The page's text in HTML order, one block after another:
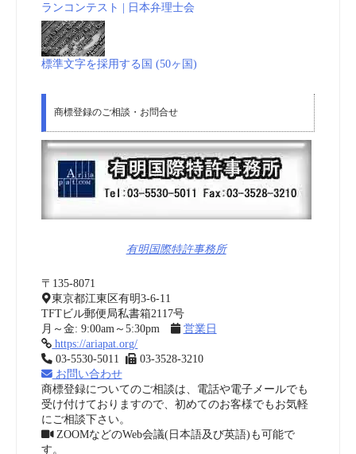
ランコンテスト | 日本弁理士会
標準文字を採用する国 (50ヶ国)
商標登録のご相談・お問合せ
有明国際特許事務所
〒135-8071
東京都江東区有明3-6-11
TFTビル郵便局私書箱2117号
月～金: 9:00am～5:30pm
営業日
https://ariapat.org/
03-5530-5011
03-3528-3210
お問い合わせ
商標登録についてのご相談は、電話や電子メールでも
受け付けておりますので、初めてのお客様でもお気軽
にご相談下さい。
ZOOMなどのWeb会議(日本語及び英語)も可能で
す。